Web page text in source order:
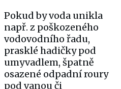
Pokud by voda unikla
např. z poškozeného
vodovodního řadu,
prasklé hadičky pod
umyvadlem, špatně
osazené odpadní roury
pod vanou či